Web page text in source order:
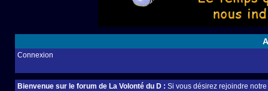
Connexion
Bienvenue sur le forum de La Volonté du D : Si vous désirez rejoindre